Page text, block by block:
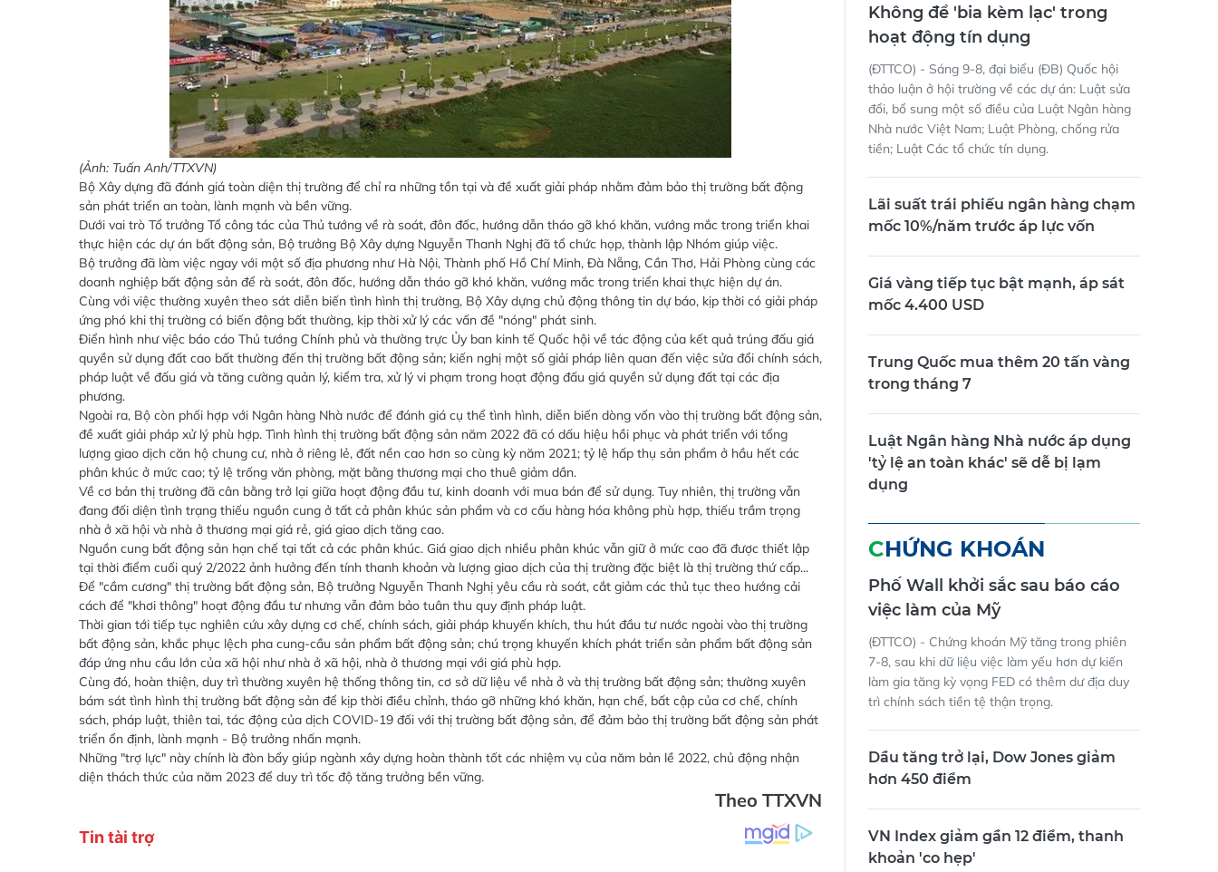
(Ảnh: Tuấn Anh/TTXVN)
Bộ Xây dựng đã đánh giá toàn diện thị trường để chỉ ra những tồn tại và đề xuất giải pháp nhằm đảm bảo thị trường bất động
sản phát triển an toàn, lành mạnh và bền vững.
Dưới vai trò Tổ trưởng Tổ công tác của Thủ tướng về rà soát, đôn đốc, hướng dẫn tháo gỡ khó khăn, vướng mắc trong triển khai
thực hiện các dự án bất động sản, Bộ trưởng Bộ Xây dựng Nguyễn Thanh Nghị đã tổ chức họp, thành lập Nhóm giúp việc.
Bộ trưởng đã làm việc ngay với một số địa phương như Hà Nội, Thành phố Hồ Chí Minh, Đà Nẵng, Cần Thơ, Hải Phòng cùng các
doanh nghiệp bất động sản để rà soát, đôn đốc, hướng dẫn tháo gỡ khó khăn, vướng mắc trong triển khai thực hiện dự án.
Cùng với việc thường xuyên theo sát diễn biến tình hình thị trường, Bộ Xây dựng chủ động thông tin dự báo, kịp thời có giải pháp
ứng phó khi thị trường có biến động bất thường, kịp thời xử lý các vấn đề "nóng" phát sinh.
Điển hình như việc báo cáo Thủ tướng Chính phủ và thường trực Ủy ban kinh tế Quốc hội về tác động của kết quả trúng đấu giá
quyền sử dụng đất cao bất thường đến thị trường bất động sản; kiến nghị một số giải pháp liên quan đến việc sửa đổi chính sách,
pháp luật về đấu giá và tăng cường quản lý, kiểm tra, xử lý vi phạm trong hoạt động đấu giá quyền sử dụng đất tại các địa
phương.
Ngoài ra, Bộ còn phối hợp với Ngân hàng Nhà nước để đánh giá cụ thể tình hình, diễn biến dòng vốn vào thị trường bất động sản,
đề xuất giải pháp xử lý phù hợp. Tình hình thị trường bất động sản năm 2022 đã có dấu hiệu hồi phục và phát triển với tổng
lượng giao dịch căn hộ chung cư, nhà ở riêng lẻ, đất nền cao hơn so cùng kỳ năm 2021; tỷ lệ hấp thụ sản phẩm ở hầu hết các
phân khúc ở mức cao; tỷ lệ trống văn phòng, mặt bằng thương mại cho thuê giảm dần.
Về cơ bản thị trường đã cân bằng trở lại giữa hoạt động đầu tư, kinh doanh với mua bán để sử dụng. Tuy nhiên, thị trường vẫn
đang đối diện tình trạng thiếu nguồn cung ở tất cả phân khúc sản phẩm và cơ cấu hàng hóa không phù hợp, thiếu trầm trọng
nhà ở xã hội và nhà ở thương mại giá rẻ, giá giao dịch tăng cao.
Nguồn cung bất động sản hạn chế tại tất cả các phân khúc. Giá giao dịch nhiều phân khúc vẫn giữ ở mức cao đã được thiết lập
tại thời điểm cuối quý 2/2022 ảnh hưởng đến tính thanh khoản và lượng giao dịch của thị trường đặc biệt là thị trường thứ cấp...
Để "cầm cương" thị trường bất động sản, Bộ trưởng Nguyễn Thanh Nghị yêu cầu rà soát, cắt giảm các thủ tục theo hướng cải
cách để "khơi thông" hoạt động đầu tư nhưng vẫn đảm bảo tuân thu quy định pháp luật.
Thời gian tới tiếp tục nghiên cứu xây dựng cơ chế, chính sách, giải pháp khuyến khích, thu hút đầu tư nước ngoài vào thị trường
bất động sản, khắc phục lệch pha cung-cầu sản phẩm bất động sản; chú trọng khuyến khích phát triển sản phẩm bất động sản
đáp ứng nhu cầu lớn của xã hội như nhà ở xã hội, nhà ở thương mại với giá phù hợp.
Cùng đó, hoàn thiện, duy trì thường xuyên hệ thống thông tin, cơ sở dữ liệu về nhà ở và thị trường bất động sản; thường xuyên
bám sát tình hình thị trường bất động sản để kịp thời điều chỉnh, tháo gỡ những khó khăn, hạn chế, bất cập của cơ chế, chính
sách, pháp luật, thiên tai, tác động của dịch COVID-19 đối với thị trường bất động sản, để đảm bảo thị trường bất động sản phát
triển ổn định, lành mạnh - Bộ trưởng nhấn mạnh.
Những "trợ lực" này chính là đòn bẩy giúp ngành xây dựng hoàn thành tốt các nhiệm vụ của năm bản lề 2022, chủ động nhận
diện thách thức của năm 2023 để duy trì tốc độ tăng trưởng bền vững.
Theo TTXVN
Không để 'bia kèm lạc' trong
hoạt động tín dụng
(ĐTTCO) - Sáng 9-8, đại biểu (ĐB) Quốc hội
thảo luận ở hội trường về các dự án: Luật sửa
đổi, bổ sung một số điều của Luật Ngân hàng
Nhà nước Việt Nam; Luật Phòng, chống rửa
tiền; Luật Các tổ chức tín dụng.
Lãi suất trái phiếu ngân hàng chạm
mốc 10%/năm trước áp lực vốn
Giá vàng tiếp tục bật mạnh, áp sát
mốc 4.400 USD
Trung Quốc mua thêm 20 tấn vàng
trong tháng 7
Luật Ngân hàng Nhà nước áp dụng
'tỷ lệ an toàn khác' sẽ dễ bị lạm
dụng
CHỨNG KHOÁN
Phố Wall khởi sắc sau báo cáo
việc làm của Mỹ
(ĐTTCO) - Chứng khoán Mỹ tăng trong phiên
7-8, sau khi dữ liệu việc làm yếu hơn dự kiến
làm gia tăng kỳ vọng FED có thêm dư địa duy
trì chính sách tiền tệ thận trọng.
Dầu tăng trở lại, Dow Jones giảm
hơn 450 điểm
VN Index giảm gần 12 điểm, thanh
khoản 'co hẹp'